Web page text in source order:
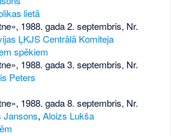
lietā
1988. gada 2. septembris, Nr.
ĻKJS Centrālā Komiteja
spēkiem
1988. gada 3. septembris, Nr.
Peters
1988. gada 8. septembris, Nr.
Jansons, Aloizs Lukša